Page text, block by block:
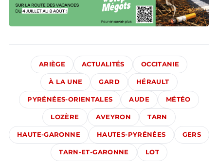
ARIÈGE ACTUALITÉS OCCITANIE
À LA UNE GARD HÉRAULT
PYRÉNÉES-ORIENTALES AUDE MÉTÉO
LOZÈRE AVEYRON TARN
HAUTE-GARONNE HAUTES-PYRÉNÉES GERS
TARN-ET-GARONNE LOT